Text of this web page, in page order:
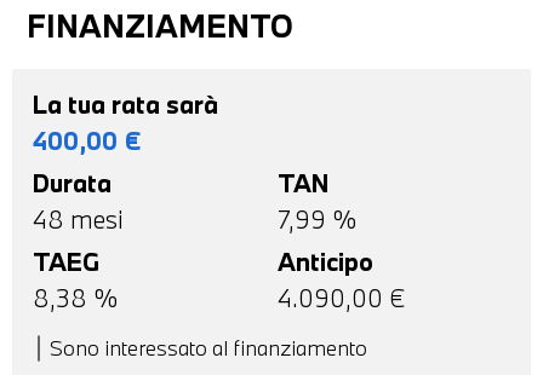
FINANZIAMENTO
La tua rata sarà
400,00 €
Durata
48 mesi
TAN
7,99 %
TAEG
8,38 %
Anticipo
4.090,00 €
Sono interessato al finanziamento